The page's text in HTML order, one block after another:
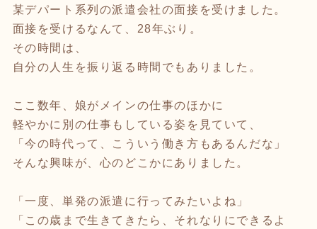
某デパート系列の派遣会社の面接を受けました。
面接を受けるなんて、28年ぶり。
その時間は、
自分の人生を振り返る時間でもありました。
ここ数年、娘がメインの仕事のほかに
軽やかに別の仕事もしている姿を見ていて、
「今の時代って、こういう働き方もあるんだな」
そんな興味が、心のどこかにありました。
「一度、単発の派遣に行ってみたいよね」
「この歳まで生きてきたら、それなりにできるよ